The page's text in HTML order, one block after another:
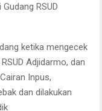
RSUD
ketika mengecek
Adjidarmo, dan
Inpus,
dan dilakukan